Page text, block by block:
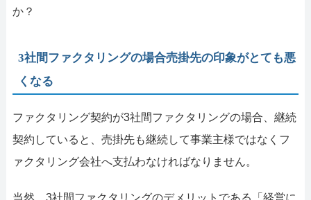
か？
3社間ファクタリングの場合売掛先の印象がとても悪
くなる
ファクタリング契約が3社間ファクタリングの場合、継続
契約していると、売掛先も継続して事業主様ではなくフ
ァクタリング会社へ支払わなければなりません。
当然、3社間ファクタリングのデメリットである「経営に